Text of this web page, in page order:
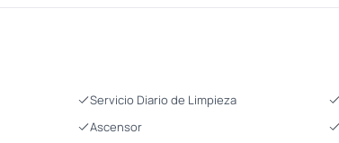
Servicio Diario de Limpieza
Ascensor